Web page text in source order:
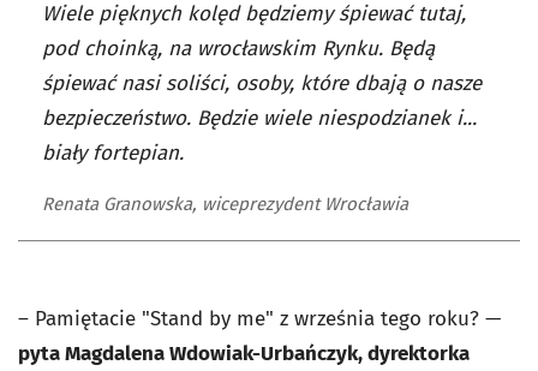
Wiele pięknych kolęd będziemy śpiewać tutaj,
pod choinką, na wrocławskim Rynku. Będą
śpiewać nasi soliści, osoby, które dbają o nasze
bezpieczeństwo. Będzie wiele niespodzianek i...
biały fortepian.
Renata Granowska, wiceprezydent Wrocławia
– Pamiętacie "Stand by me" z września tego roku? —
pyta Magdalena Wdowiak-Urbańczyk, dyrektorka